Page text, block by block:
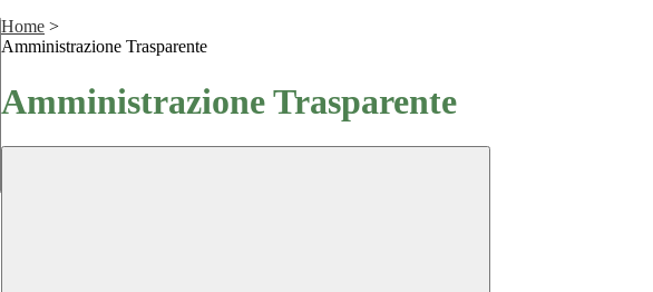
Home >
Amministrazione Trasparente
Amministrazione Trasparente